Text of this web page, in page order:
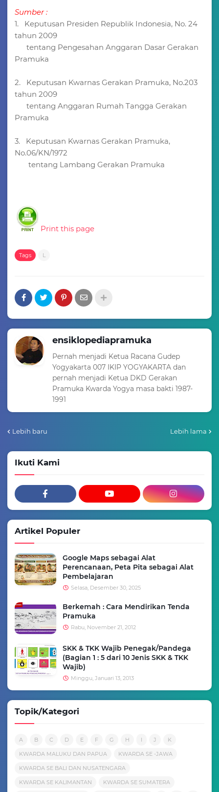
Sumber :
1. Keputusan Presiden Republik Indonesia, No. 24
tahun 2009
tentang Pengesahan Anggaran Dasar Gerakan
Pramuka
2. Keputusan Kwarnas Gerakan Pramuka, No.203
tahun 2009
tentang Anggaran Rumah Tangga Gerakan
Pramuka
3. Keputusan Kwarnas Gerakan Pramuka,
No.06/KN/1972
tentang Lambang Gerakan Pramuka
Print this page
Tags L
ensiklopediapramuka
Pernah menjadi Ketua Racana Gudep
Yogyakarta 007 IKIP YOGYAKARTA dan
pernah menjadi Ketua DKD Gerakan
Pramuka Kwarda Yogya masa bakti 1987-
1991
Lebih baru Lebih lama
Ikuti Kami
Artikel Populer
Google Maps sebagai Alat
Perencanaan, Peta Pita sebagai Alat
Pembelajaran
Selasa, Desember 30, 2025
Berkemah : Cara Mendirikan Tenda
Pramuka
Rabu, November 21, 2012
SKK & TKK Wajib Penegak/Pandega
(Bagian 1 : 5 dari 10 Jenis SKK & TKK
Wajib)
Minggu, Januari 13, 2013
Topik/Kategori
A B C D E F G H I J K
KWARDA MALUKU DAN PAPUA KWARDA SE -JAWA
KWARDA SE BALI DAN NUSATENGARA
KWARDA SE KALIMANTAN KWARDA SE SUMATERA